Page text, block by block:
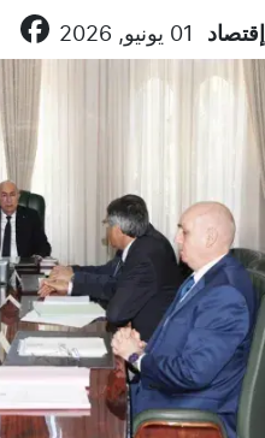
إقتصاد 01 يونيو, 2026